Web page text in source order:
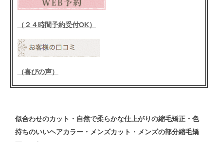
（２４時間予約受付OK）
（喜びの声）
似合わせのカット ・自然で柔らかな仕上がりの縮毛矯正・色
持ちのいいヘアカラー・メンズカット ・メンズの部分縮毛矯